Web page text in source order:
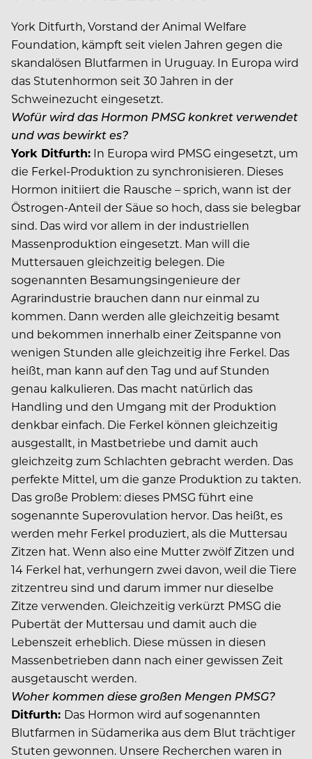
York Ditfurth, Vorstand der Animal Welfare
Foundation, kämpft seit vielen Jahren gegen die
skandalösen Blutfarmen in Uruguay. In Europa wird
das Stutenhormon seit 30 Jahren in der
Schweinezucht eingesetzt.
Wofür wird das Hormon PMSG konkret verwendet
und was bewirkt es?
York Ditfurth: In Europa wird PMSG eingesetzt, um
die Ferkel-Produktion zu synchronisieren. Dieses
Hormon initiiert die Rausche – sprich, wann ist der
Östrogen-Anteil der Säue so hoch, dass sie belegbar
sind. Das wird vor allem in der industriellen
Massenproduktion eingesetzt. Man will die
Muttersauen gleichzeitig belegen. Die
sogenannten Besamungsingenieure der
Agrarindustrie brauchen dann nur einmal zu
kommen. Dann werden alle gleichzeitig besamt
und bekommen innerhalb einer Zeitspanne von
wenigen Stunden alle gleichzeitig ihre Ferkel. Das
heißt, man kann auf den Tag und auf Stunden
genau kalkulieren. Das macht natürlich das
Handling und den Umgang mit der Produktion
denkbar einfach. Die Ferkel können gleichzeitig
ausgestallt, in Mastbetriebe und damit auch
gleichzeitg zum Schlachten gebracht werden. Das
perfekte Mittel, um die ganze Produktion zu takten.
Das große Problem: dieses PMSG führt eine
sogenannte Superovulation hervor. Das heißt, es
werden mehr Ferkel produziert, als die Muttersau
Zitzen hat. Wenn also eine Mutter zwölf Zitzen und
14 Ferkel hat, verhungern zwei davon, weil die Tiere
zitzentreu sind und darum immer nur dieselbe
Zitze verwenden. Gleichzeitig verkürzt PMSG die
Pubertät der Muttersau und damit auch die
Lebenszeit erheblich. Diese müssen in diesen
Massenbetrieben dann nach einer gewissen Zeit
ausgetauscht werden.
Woher kommen diese großen Mengen PMSG?
Ditfurth: Das Hormon wird auf sogenannten
Blutfarmen in Südamerika aus dem Blut trächtiger
Stuten gewonnen. Unsere Recherchen waren in